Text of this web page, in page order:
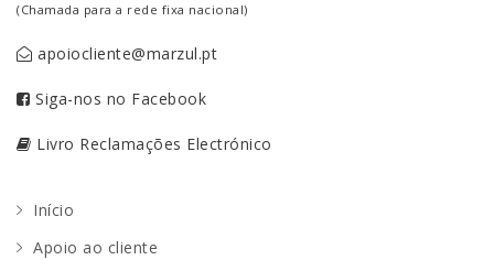
(Chamada para a rede fixa nacional)
apoiocliente@marzul.pt
Siga-nos no Facebook
Livro Reclamações Electrónico
Início
Apoio ao cliente